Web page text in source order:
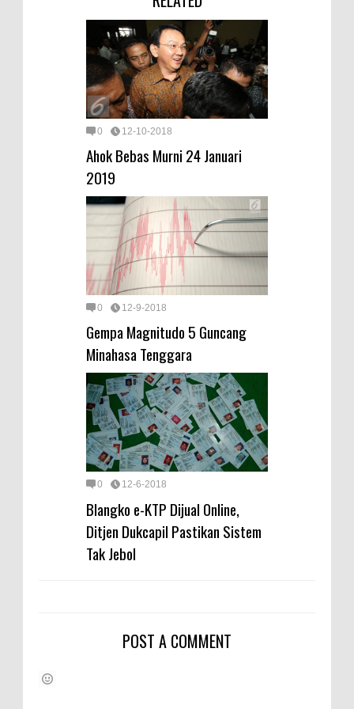
0 12-10-2018
Ahok Bebas Murni 24 Januari
2019
0 12-9-2018
Gempa Magnitudo 5 Guncang
Minahasa Tenggara
0 12-6-2018
Blangko e-KTP Dijual Online,
Ditjen Dukcapil Pastikan Sistem
Tak Jebol
POST A COMMENT